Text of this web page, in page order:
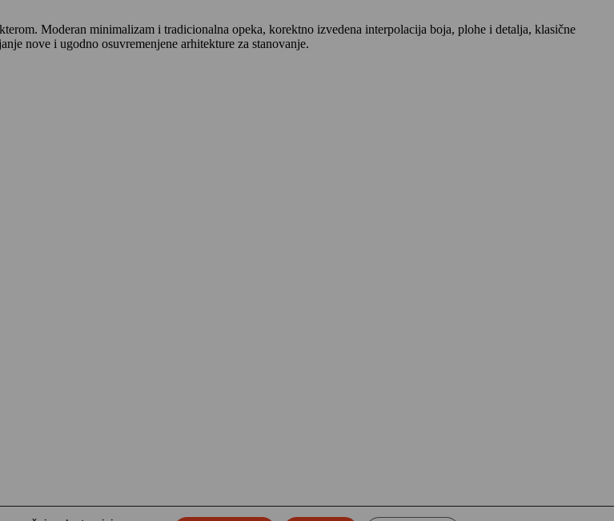
Moderan minimalizam i tradicionalna opeka, korektno izvedena interpolacija boja, plohe i detalja, klasične
nove i ugodno osuvremenjene arhitekture za stanovanje.